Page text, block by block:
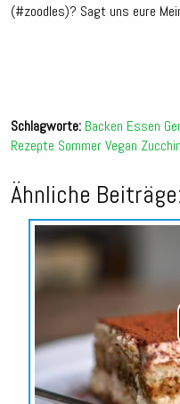
(#zoodles)? Sagt uns eure
Schlagworte: Backen Essen
Rezepte SommerVegan
Ähnliche Beiträge: